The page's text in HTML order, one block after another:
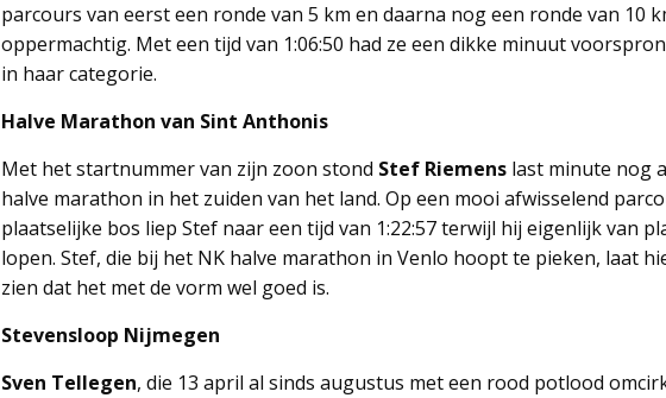
parcours van eerst een ronde van 5 km en daarna nog een ronde van 10
oppermachtig. Met een tijd van 1:06:50 had ze een dikke minuut
in haar categorie.
Halve Marathon van Sint Anthonis
Met het startnummer van zijn zoon stond Stef Riemens last minute nog
halve marathon in het zuiden van het land. Op een mooi afwisselend
plaatselijke bos liep Stef naar een tijd van 1:22:57 terwijl hij eigenlijk van
lopen. Stef, die bij het NK halve marathon in Venlo hoopt te pieken, laat
zien dat het met de vorm wel goed is.
Stevensloop Nijmegen
Sven Tellegen, die 13 april al sinds augustus met een rood potlood